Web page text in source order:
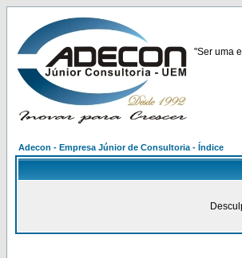
"Ser uma
Adecon - Empresa Júnior de Consultoria - Índice